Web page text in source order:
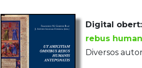
Digital obert:
rebus
Diversos